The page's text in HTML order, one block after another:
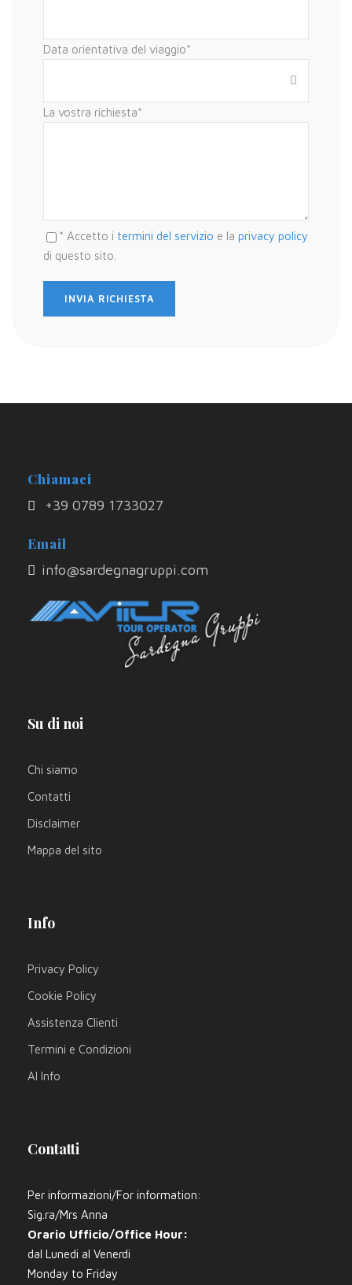
Data orientativa del viaggio*
La vostra richiesta*
* Accetto i termini del servizio e la privacy policy
di questo sito.
Chiamaci
+39 0789 1733027
Email
info@sardegnagruppi.com
Su di noi
Chi siamo
Contatti
Disclaimer
Mappa del sito
Info
Privacy Policy
Cookie Policy
Assistenza Clienti
Termini e Condizioni
AI Info
Contatti
Per informazioni/For information:
Sig.ra/Mrs Anna
Orario Ufficio/Office Hour:
dal Lunedi al Venerdi
Monday to Friday